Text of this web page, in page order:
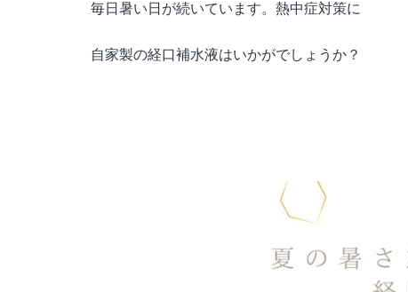
毎日暑い日が続いています。熱中症対策に
自家製の経口補水液はいかがでしょうか？